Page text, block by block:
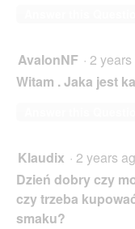
AvalonNF · 2 years
Witam . Jaka jest
Klaudix · 2 years
Dzień dobry czy
czy trzeba
smaku?